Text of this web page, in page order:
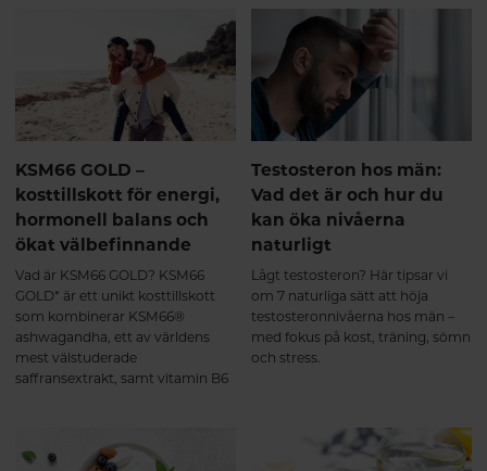
D-vitamin och symptom på
depression. Här får du veta mer
om varför det är så viktigt att
tillgodose sitt behov av D-
vitamin.
KSM66 GOLD –
kosttillskott för energi,
hormonell balans och
ökat välbefinnande
Vad är KSM66 GOLD? KSM66
GOLD* är ett unikt kosttillskott
som kombinerar KSM66®
ashwagandha, ett av världens
mest välstuderade
saffransextrakt, samt vitamin B6
och sinne vid: Stress och
Testosteron hos män:
Vad det är och hur du
kan öka nivåerna
naturligt
Lågt testosteron? Här tipsar vi
om 7 naturliga sätt att höja
testosteronnivåerna hos män –
med fokus på kost, träning, sömn
och stress.